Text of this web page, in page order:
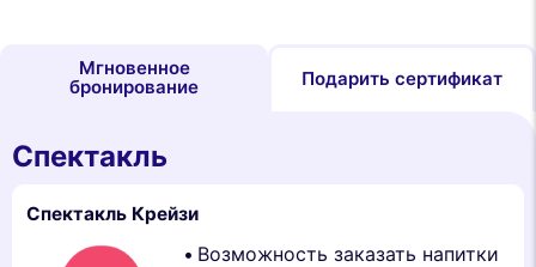
Мгновенное
бронирование
Подарить сертификат
Спектакль
Спектакль Крейзи
Возможность заказать напитки